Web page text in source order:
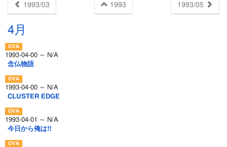
1993/03 1993 1993/05
4月
1993-04-00 ～ N/A
念仏物語
1993-04-00 ～ N/A
CLUSTER EDGE
1993-04-01 ～ N/A
今日から俺は!!